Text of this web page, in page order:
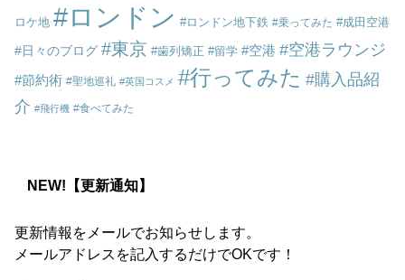
ロケ地 ロンドン ロンドン地下鉄 乗ってみた 成田空港
日々のブログ 東京 歯列矯正 留学 空港 空港ラウンジ
節約術 聖地巡礼 英国コスメ 行ってみた
購入品紹
介
飛行機 食べてみた
NEW!【更新通知】
更新情報をメールでお知らせします。
メールアドレスを記入するだけでOKです！